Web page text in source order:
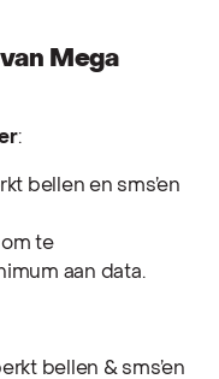
Mega
:
bellen en sms’en
te
aan data.
bellen & sms’en